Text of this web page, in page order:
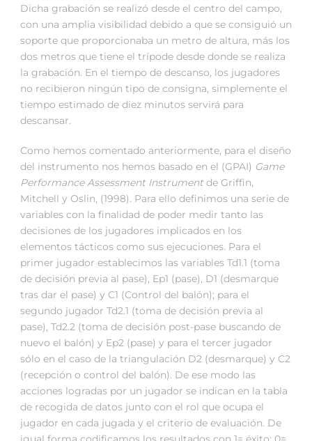
Dicha grabación se realizó desde el centro del campo,
con una amplia visibilidad debido a que se consiguió un
soporte que proporcionaba un metro de altura, más los
dos metros que tiene el trípode desde donde se realiza
la grabación. En el tiempo de descanso, los jugadores
no recibieron ningún tipo de consigna, simplemente el
tiempo estimado de diez minutos servirá para
descansar.
Como hemos comentado anteriormente, para el diseño
del instrumento nos hemos basado en el (GPAI) Game
Performance Assessment Instrument de Griffin,
Mitchell y Oslin, (1998). Para ello definimos una serie de
variables con la finalidad de poder medir tanto las
decisiones de los jugadores implicados en los
elementos tácticos como sus ejecuciones. Para el
primer jugador establecimos las variables Td1.1 (toma
de decisión previa al pase), Ep1 (pase), D1 (desmarque
tras dar el pase) y C1 (Control del balón); para el
segundo jugador Td2.1 (toma de decisión previa al
pase), Td2.2 (toma de decisión post-pase buscando de
nuevo el balón) y Ep2 (pase) y para el tercer jugador
sólo en el caso de la triangulación D2 (desmarque) y C2
(recepción o control del balón). De ese modo las
acciones logradas por un jugador se indican en la tabla
de recogida de datos junto con el rol que ocupa el
jugador en cada jugada y el criterio de evaluación. De